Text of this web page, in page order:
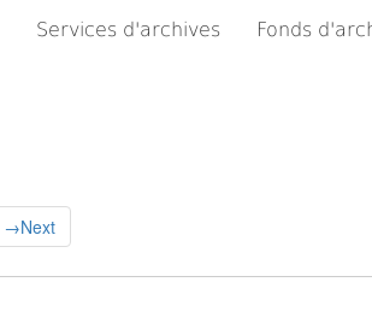
Services d'archives Fonds
→Next